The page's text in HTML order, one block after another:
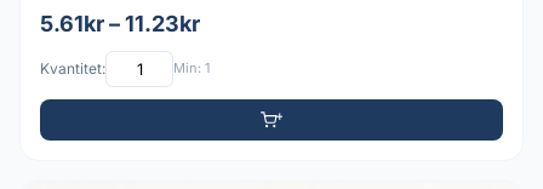
5.61kr – 11.23kr
Kvantitet: Min: 1